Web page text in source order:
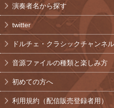
演奏者名から探す
twitter
ドルチェ・クラシックチャンネ
音源ファイルの種類と楽しみ方
初めての方へ
利用規約（配信販売登録者用）